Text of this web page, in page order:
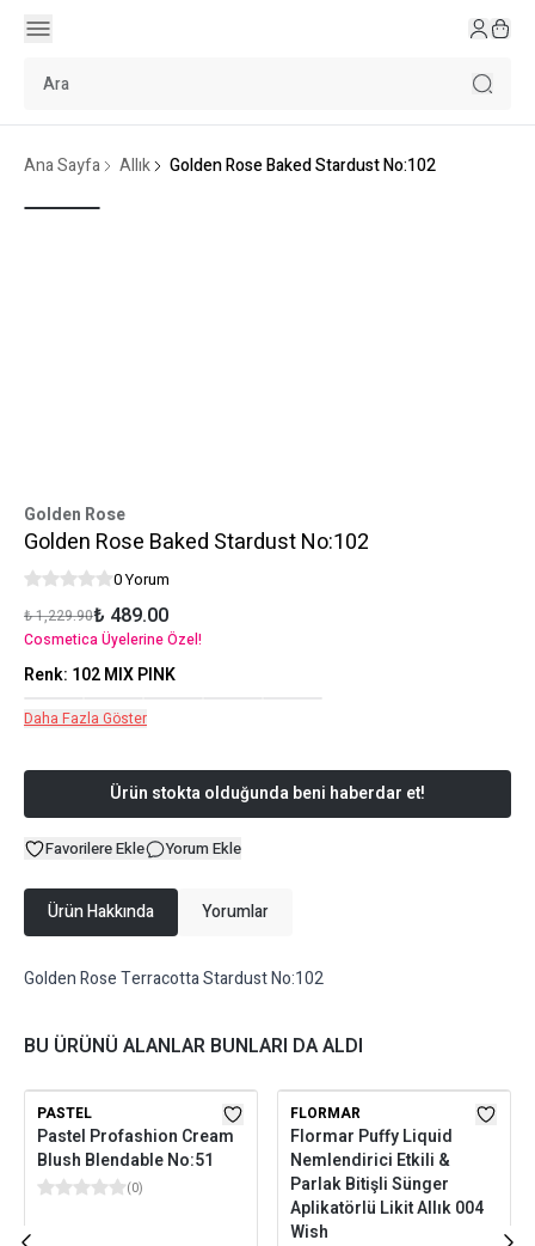
Ana Sayfa Allık Golden Rose Baked Stardust No:102
Golden Rose
Golden Rose Baked Stardust No:102
0 Yorum
₺ 1,229.90₺ 489.00
Cosmetica Üyelerine Özel!
Renk: 102 MIX PINK
Daha Fazla Göster
Ürün stokta olduğunda beni haberdar et!
Favorilere Ekle Yorum Ekle
Ürün Hakkında Yorumlar
Golden Rose Terracotta Stardust No:102
BU ÜRÜNÜ ALANLAR BUNLARI DA ALDI
PASTEL
Pastel Profashion Cream
Blush Blendable No:51
(0)
FLORMAR
Flormar Puffy Liquid
Nemlendirici Etkili &
Parlak Bitişli Sünger
Aplikatörlü Likit Allık 004
Wish